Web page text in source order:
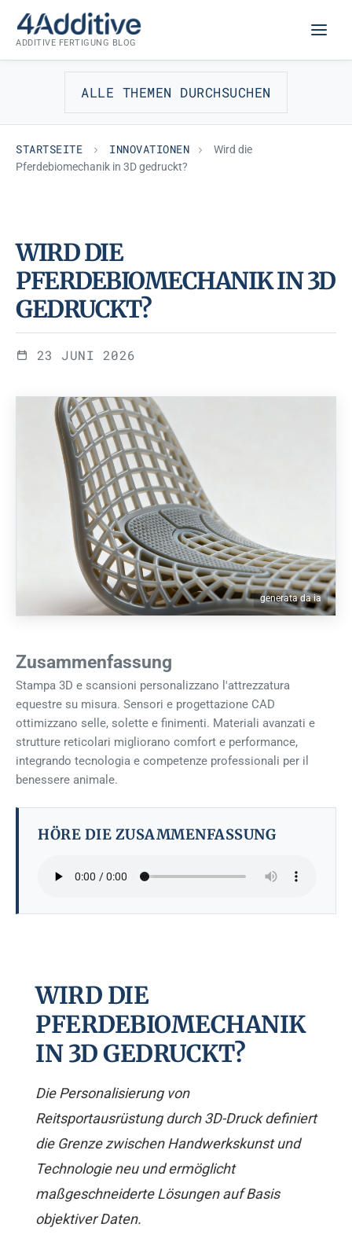
Inhalt
springen
ADDITIVE FERTIGUNG BLOG
ALLE THEMEN DURCHSUCHEN
STARTSEITE INNOVATIONEN
Wird die
Pferdebiomechanik in 3D gedruckt?
INNOVATIONEN
WIRD DIE
PFERDEBIOMECHANIK IN 3D
GEDRUCKT?
23 JUNI 2026
generata da ia
Zusammenfassung
Stampa 3D e scansioni personalizzano l'attrezzatura
equestre su misura. Sensori e progettazione CAD
ottimizzano selle, solette e finimenti. Materiali avanzati e
strutture reticolari migliorano comfort e performance,
integrando tecnologia e competenze professionali per il
benessere animale.
HÖRE DIE ZUSAMMENFASSUNG
WIRD DIE
PFERDEBIOMECHANIK
IN 3D GEDRUCKT?
Die Personalisierung von
Reitsportausrüstung durch 3D-Druck definiert
die Grenze zwischen Handwerkskunst und
Technologie neu und ermöglicht
maßgeschneiderte Lösungen auf Basis
objektiver Daten.